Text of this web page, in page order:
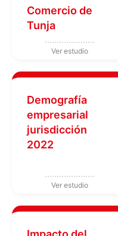
Comercio de
Tunja
Demografía
empresarial
jurisdicción
2022